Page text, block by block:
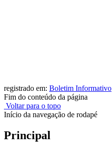
registrado em: Boletim Informativo
Fim do conteúdo da página
Voltar para o topo
Início da navegação de rodapé
Principal